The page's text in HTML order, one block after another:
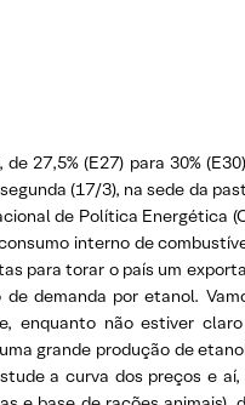
27,5% (E27) para 30%
(17/3), na sede da
de Política Energética
interno de
para torar o país um
demanda por etanol.
enquanto não estiver
grande produção de
a curva dos preços e